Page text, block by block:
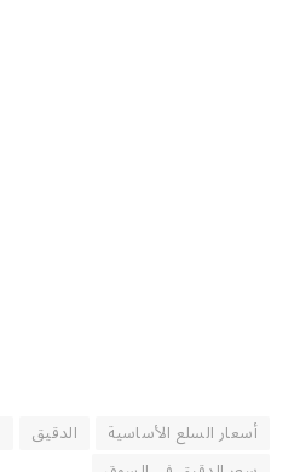
أسعار السلع الأساسية الدقيق